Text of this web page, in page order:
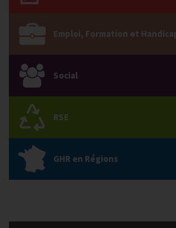
Emploi, Formation et
Social
RSE
GHR en Régions